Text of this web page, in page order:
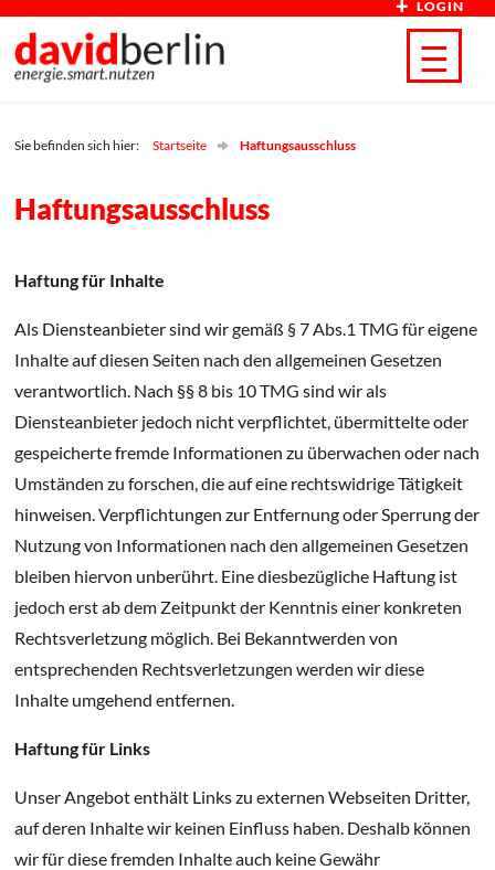
Direkt zum Inhalt LOGIN
☰
Sie befinden sich hier: Startseite Haftungsausschluss
Haftungsausschluss
Haftung für Inhalte
Als Diensteanbieter sind wir gemäß § 7 Abs.1 TMG für eigene
Inhalte auf diesen Seiten nach den allgemeinen Gesetzen
verantwortlich. Nach §§ 8 bis 10 TMG sind wir als
Diensteanbieter jedoch nicht verpflichtet, übermittelte oder
gespeicherte fremde Informationen zu überwachen oder nach
Umständen zu forschen, die auf eine rechtswidrige Tätigkeit
hinweisen. Verpflichtungen zur Entfernung oder Sperrung der
Nutzung von Informationen nach den allgemeinen Gesetzen
bleiben hiervon unberührt. Eine diesbezügliche Haftung ist
jedoch erst ab dem Zeitpunkt der Kenntnis einer konkreten
Rechtsverletzung möglich. Bei Bekanntwerden von
entsprechenden Rechtsverletzungen werden wir diese
Inhalte umgehend entfernen.
Haftung für Links
Unser Angebot enthält Links zu externen Webseiten Dritter,
auf deren Inhalte wir keinen Einfluss haben. Deshalb können
wir für diese fremden Inhalte auch keine Gewähr